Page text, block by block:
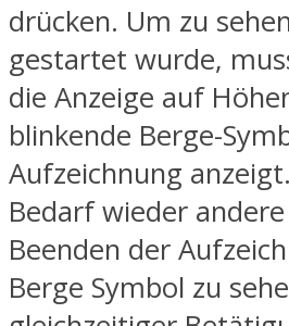
drücken. Um zu
gestartet wurde,
die Anzeige auf
blinkende Berge-
Aufzeichnung
Bedarf wieder
Beenden der
Berge Symbol zu